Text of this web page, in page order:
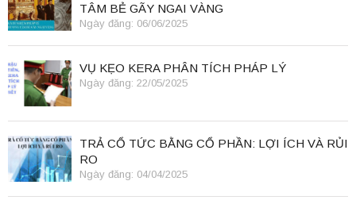
TÂM BẺ GÃY NGAI VÀNG
Ngày đăng: 06/06/2025
VỤ KẸO KERA PHÂN TÍCH PHÁP LÝ
Ngày đăng: 22/05/2025
TRẢ CỔ TỨC BẰNG CỔ PHẦN: LỢI ÍCH VÀ RỦI
RO
Ngày đăng: 04/04/2025